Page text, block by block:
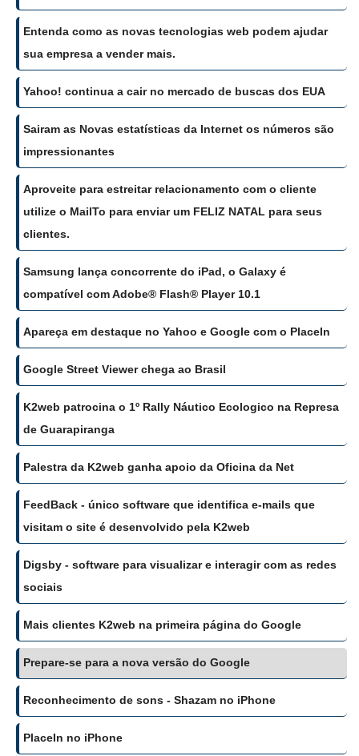
Entenda como as novas tecnologias web podem ajudar
sua empresa a vender mais.
Yahoo! continua a cair no mercado de buscas dos EUA
Sairam as Novas estatísticas da Internet os números são
impressionantes
Aproveite para estreitar relacionamento com o cliente
utilize o MailTo para enviar um FELIZ NATAL para seus
clientes.
Samsung lança concorrente do iPad, o Galaxy é
compatível com Adobe® Flash® Player 10.1
Apareça em destaque no Yahoo e Google com o PlaceIn
Google Street Viewer chega ao Brasil
K2web patrocina o 1º Rally Náutico Ecologico na Represa
de Guarapiranga
Palestra da K2web ganha apoio da Oficina da Net
FeedBack - único software que identifica e-mails que
visitam o site é desenvolvido pela K2web
Digsby - software para visualizar e interagir com as redes
sociais
Mais clientes K2web na primeira página do Google
Prepare-se para a nova versão do Google
Reconhecimento de sons - Shazam no iPhone
PlaceIn no iPhone